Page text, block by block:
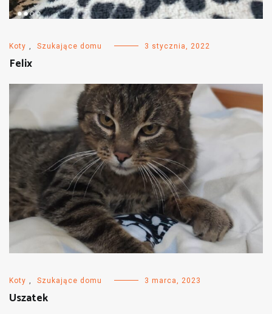
Koty , Szukające domu 3 stycznia, 2022
Felix
Koty , Szukające domu 3 marca, 2023
Uszatek